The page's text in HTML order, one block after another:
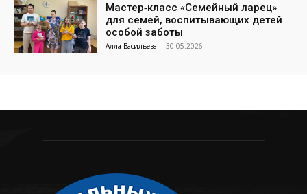
Мастер‑класс «Семейный ларец»
для семей, воспитывающих детей
особой заботы
Алла Васильева - 30.05.2026